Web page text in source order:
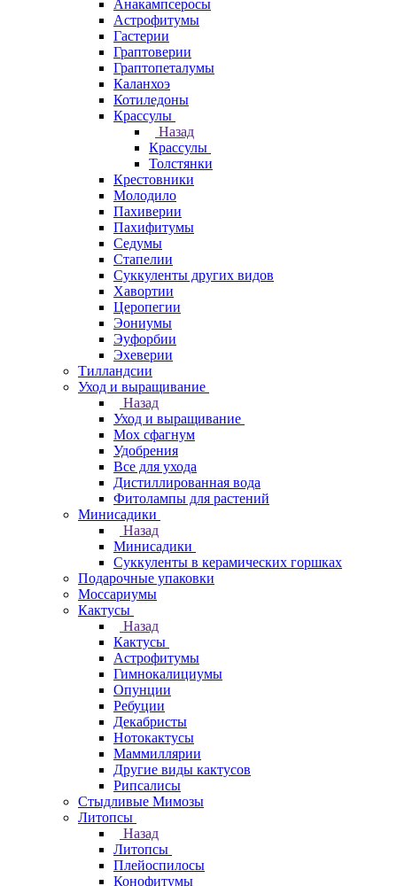
Анакампсеросы
Астрофитумы
Гастерии
Граптоверии
Граптопеталумы
Каланхоэ
Котиледоны
Крассулы
Назад
Крассулы
Толстянки
Крестовники
Молодило
Пахиверии
Пахифитумы
Седумы
Стапелии
Суккуленты других видов
Хавортии
Церопегии
Эониумы
Эуфорбии
Эхеверии
Тилландсии
Уход и выращивание
Назад
Уход и выращивание
Мох сфагнум
Удобрения
Все для ухода
Дистиллированная вода
Фитолампы для растений
Минисадики
Назад
Минисадики
Суккуленты в керамических горшках
Подарочные упаковки
Моссариумы
Кактусы
Назад
Кактусы
Астрофитумы
Гимнокалициумы
Опунции
Ребуции
Декабристы
Нотокактусы
Маммиллярии
Другие виды кактусов
Рипсалисы
Стыдливые Мимозы
Литопсы
Назад
Литопсы
Плейоспилосы
Конофитумы